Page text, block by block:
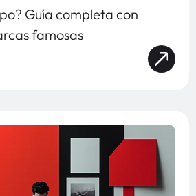
Guía completa con
famosas